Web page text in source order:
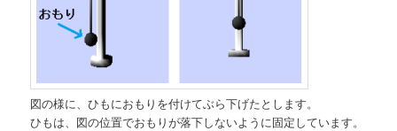
図の様に、ひもにおもりを付けてぶら下げたとします。
ひもは、図の位置でおもりが落下しないように固定しています。